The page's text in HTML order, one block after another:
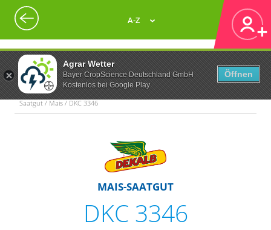
Agrar Wetter
Bayer CropScience Deutschland GmbH
Kostenlos bei Google Play
Öffnen
A-Z
Saatgut / Mais / DKC 3346
MAIS-SAATGUT
DKC 3346